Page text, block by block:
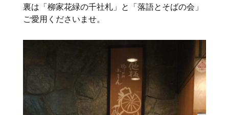
裏は「柳家花緑の千社札」と「落語とそばの会」
ご愛用くださいませ。